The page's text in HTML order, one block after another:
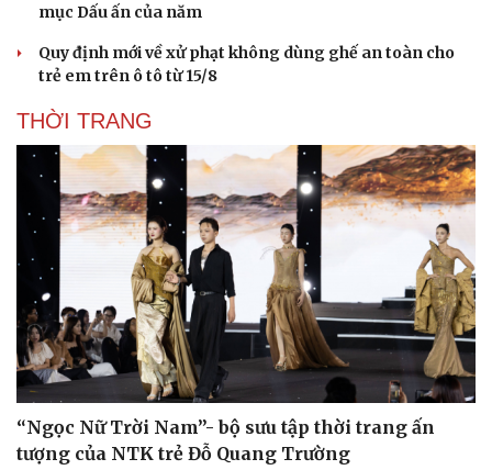
mục Dấu ấn của năm
Quy định mới về xử phạt không dùng ghế an toàn cho
trẻ em trên ô tô từ 15/8
THỜI TRANG
“Ngọc Nữ Trời Nam”- bộ sưu tập thời trang ấn
tượng của NTK trẻ Đỗ Quang Trường